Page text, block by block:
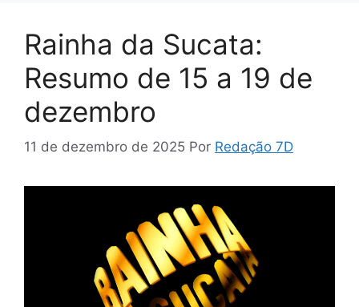
Rainha da Sucata:
Resumo de 15 a 19 de
dezembro
11 de dezembro de 2025 Por Redação 7D